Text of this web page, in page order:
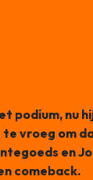
podium, nu
vroeg om
en
comeback.